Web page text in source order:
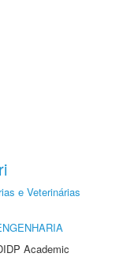
e Veterinárias
Academic